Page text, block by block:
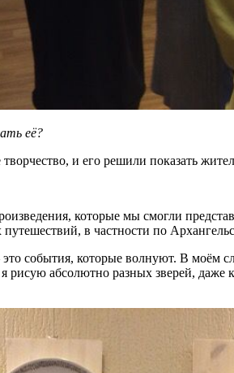
её?
и его решили показать
которые мы смогли
в частности по
события, которые волнуют. В моём
абсолютно разных зверей,